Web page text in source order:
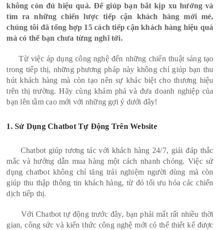
không còn đủ hiệu quả. Để giúp bạn bắt kịp xu hướng và
tìm ra những chiến lược tiếp cận khách hàng mới mẻ,
chúng tôi đã tổng hợp 15 cách tiếp cận khách hàng hiệu quả
mà có thể bạn chưa từng nghĩ tới.
Từ việc áp dụng công nghệ đến những chiến thuật sáng tạo
trong tiếp thị, những phương pháp này không chỉ giúp bạn thu
hút khách hàng mà còn tạo nên sự khác biệt cho thương hiệu
trên thị trường. Hãy cùng khám phá và đưa doanh nghiệp của
bạn lên tầm cao mới với những gợi ý dưới đây!
1. Sử Dụng Chatbot Tự Động Trên Website
Chatbot giúp tương tác với khách hàng 24/7, giải đáp thắc
mắc và hướng dẫn mua hàng một cách nhanh chóng. Việc sử
dụng chatbot không chỉ tăng trải nghiệm người dùng mà còn
giúp thu thập thông tin khách hàng, từ đó tối ưu hóa các chiến
dịch tiếp thị.
Với Chatbot tự động trước đây, bạn phải mất rất nhiều thời
gian, công sức và kiến thức công nghệ mới có thể thiết kế được